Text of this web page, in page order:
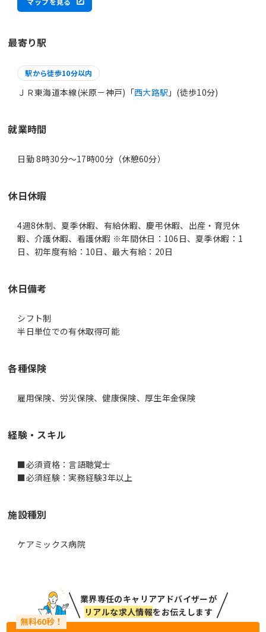
最寄り駅
駅から徒歩10分以内
ＪＲ東海道本線(米原－神戸)「西大路駅 」(徒歩10分)
就業時間
日勤 8時30分〜17時00分（休憩60分）
休日休暇
4週8休制、夏季休暇、有給休暇、慶弔休暇、出産・育児休
暇、介護休暇、看護休暇 ※年間休日：106日、夏季休暇：1
日、初年度有給：10日、最大有給：20日
休日備考
シフト制
半日単位での有休取得可能
各種保険
雇用保険、労災保険、健康保険、厚生年金保険
経験・スキル
■必須資格：言語聴覚士
■必須経験：実務経験3年以上
施設種別
ケアミックス病院
業界専任のキャリアアドバイザーが
リアルな求人情報をお伝えします